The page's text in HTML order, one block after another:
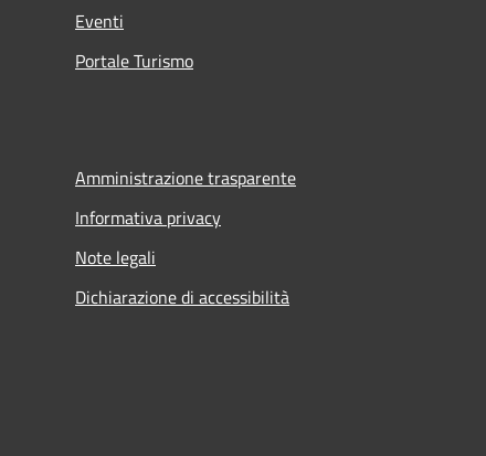
Eventi
Portale Turismo
Amministrazione trasparente
Informativa privacy
Note legali
Dichiarazione di accessibilità